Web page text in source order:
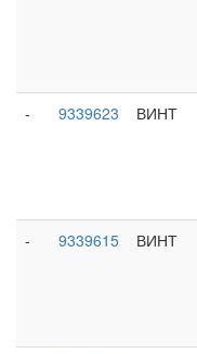
-
9339623 ВИНТ
-
9339615 ВИНТ